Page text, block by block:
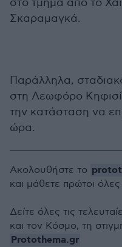
στο τμήμα από το
Σκαραμαγκά.
Παράλληλα,
στη Λεωφόρο
την κατάσταση να
ώρα.
Ακολουθήστε το
και μάθετε πρώτοι όλες
Δείτε όλες τις
και τον Κόσμο, τη
Protothema.gr